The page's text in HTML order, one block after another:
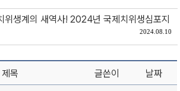
위생계의 새역사! 2024년 국제치위생심포지
2024.08.10
제목 글쓴이 날짜